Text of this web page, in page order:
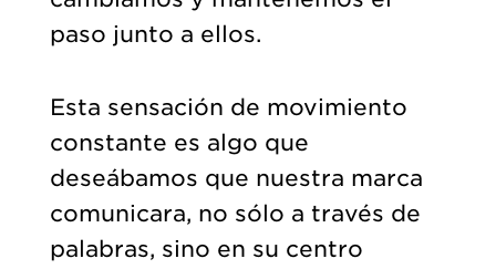
paso junto a ellos.
Esta sensación de movimiento
constante es algo que
deseábamos que nuestra marca
comunicara, no sólo a través de
palabras, sino en su centro